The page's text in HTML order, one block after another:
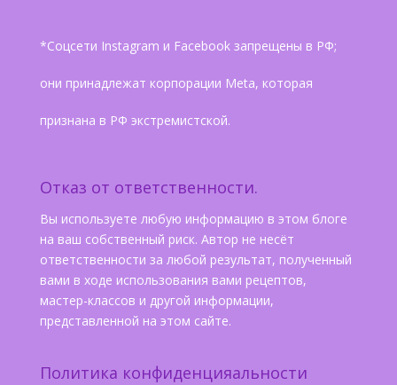
*Соцсети Instagram и Facebook запрещены в РФ;
они принадлежат корпорации Meta, которая
признана в РФ экстремистской.
Отказ от ответственности.
Вы используете любую информацию в этом блоге
на ваш собственный риск. Автор не несёт
ответственности за любой результат, полученный
вами в ходе использования вами рецептов,
мастер-классов и другой информации,
представленной на этом сайте.
Политика конфиденцияальности